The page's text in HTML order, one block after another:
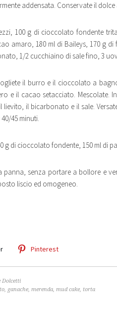
addensata. Conservate il
100 g di cioccolato fondente
amaro, 180 ml di Baileys, 170 g
1/2 cucchiaino di sale fino, 3
il burro e il cioccolato a
e il cacao setacciato. Mescolate.
lievito, il bicarbonato e il sale.
45 minuti.
g di cioccolato fondente, 150 ml di
panna, senza portare a bollore e
liscio ed omogeneo.
Pinterest
Dolcetti
, ganache, merenda, mud cake, torta